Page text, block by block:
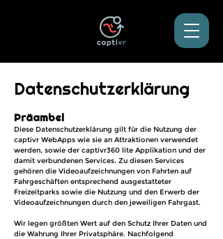
Datenschutzerklärung
Präambel
Diese Datenschutzerklärung gilt für die Nutzung der
captivr WebApps wie sie an Attraktionen verwendet
werden, sowie der captivr360 lite Applikation und der
damit verbundenen Services. Zu diesen Services
gehören die Videoaufzeichnungen von Fahrten auf
Fahrgeschäften entsprechend ausgestatteter
Freizeitparks sowie die Nutzung und den Erwerb der
Videoaufzeichnungen durch den jeweiligen Fahrgast.
Wir legen größten Wert auf den Schutz Ihrer Daten und
die Wahrung Ihrer Privatsphäre. Nachfolgend